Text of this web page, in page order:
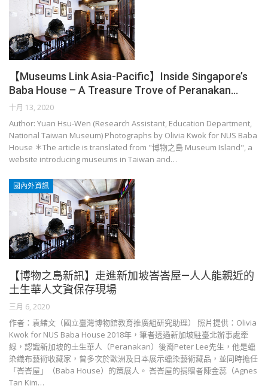
【Museums Link Asia-Pacific】Inside Singapore’s
Baba House – A Treasure Trove of Peranakan…
十月 13, 2020
Author: Yuan Hsu-Wen (Research Assistant, Education Department,
National Taiwan Museum) Photographs by Olivia Kwok for NUS Baba
House ＊The article is translated from "博物之島 Museum Island", a
website introducing museums in Taiwan and…
國內外資訊
【博物之島新訊】走進新加坡峇峇屋—人人能親近的
土生華人文資保存現場
三月 6, 2020
作者：袁緒文（國立臺灣博物館教育推廣組研究助理） 照片提供：Olivia
Kwok for NUS Baba House 2018年，筆者透過新加坡駐臺北辦事處牽
線，認識新加坡的土生華人（Peranakan）後裔Peter Lee先生，他是蠟
染織布藝術收藏家，曾多次於歐洲及日本展示蠟染藝術藏品，並同時擔任
「峇峇屋」（Baba House）的策展人。 峇峇屋的捐贈者陳金蕊（Agnes
Tan Kim…